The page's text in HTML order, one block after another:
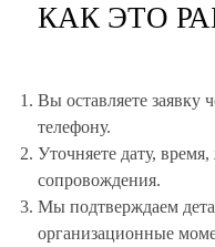
КАК ЭТО
Вы оставляете заявку
телефону.
Уточняете дату,
сопровождения.
Мы подтверждаем
организационные